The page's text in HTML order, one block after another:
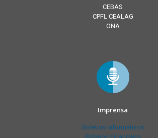
CEBAS
CPFL CEALAG
ONA
Imprensa
Boletins Informativos